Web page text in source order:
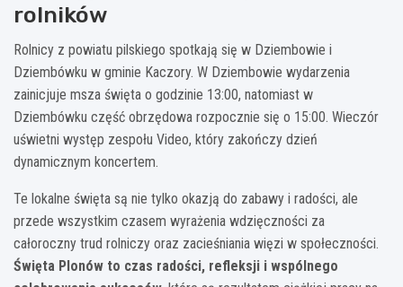
rolników
Rolnicy z powiatu pilskiego spotkają się w Dziembowie i
Dziembówku w gminie Kaczory. W Dziembowie wydarzenia
zainicjuje msza święta o godzinie 13:00, natomiast w
Dziembówku część obrzędowa rozpocznie się o 15:00. Wieczór
uświetni występ zespołu Video, który zakończy dzień
dynamicznym koncertem.
Te lokalne święta są nie tylko okazją do zabawy i radości, ale
przede wszystkim czasem wyrażenia wdzięczności za
całoroczny trud rolniczy oraz zacieśniania więzi w społeczności.
Święta Plonów to czas radości, refleksji i wspólnego